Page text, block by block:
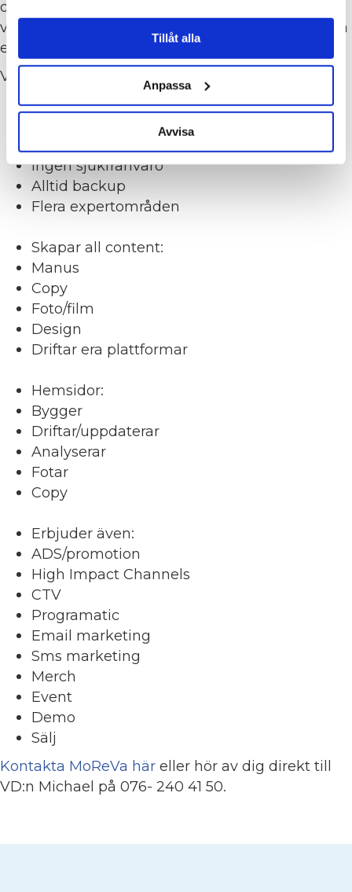
Tillåt alla
Anpassa
Avvisa
omtanke. Ni får rapporter av oss hur det går och
vi optimerar utefter vad vi får fram för resultat. Ta
ett steg tillbaka, fokusera på ert dagliga arbete.
Vi hjälper er på vägen!
Team av 3 pers/kund
Ingen sjukfrånvaro
Alltid backup
Flera expertområden
Skapar all content:
Manus
Copy
Foto/film
Design
Driftar era plattformar
Hemsidor:
Bygger
Driftar/uppdaterar
Analyserar
Fotar
Copy
Erbjuder även:
ADS/promotion
High Impact Channels
CTV
Programatic
Email marketing
Sms marketing
Merch
Event
Demo
Sälj
Kontakta MoReVa här eller hör av dig direkt till
VD:n Michael på 076- 240 41 50.